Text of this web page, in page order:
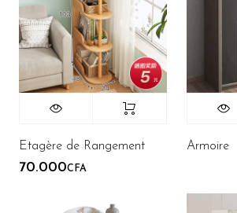
Etagère de Rangement
70.000CFA
Armoire